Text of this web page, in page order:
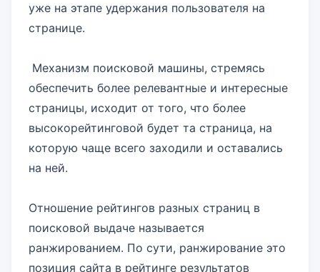
уже на этапе удержания пользователя на
странице.
Механизм поисковой машины, стремясь
обеспечить более релевантные и интересные
страницы, исходит от того, что более
высокорейтинговой будет та страница, на
которую чаще всего заходили и оставались
на ней.
Отношение рейтингов разных страниц в
поисковой выдаче называется
ранжированием. По сути, ранжирование это
позиция сайта в рейтинге результатов